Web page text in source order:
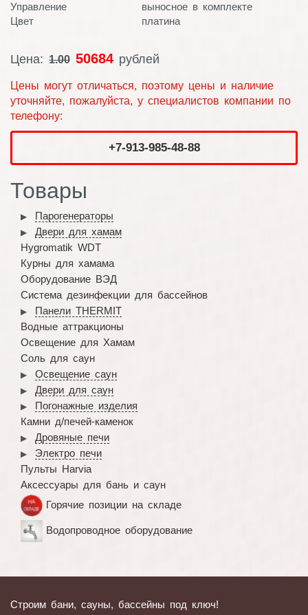
Управление
выносное в комплекте
Цвет
платина
Цена: 1.00 50684 рублей
Цены могут отличаться, поэтому цены и наличие
уточняйте, пожалуйста, у специалистов компании по
телефону:
+7-913-985-48-88
Товары
Парогенераторы
Двери для хамам
Hygromatik WDT
Курны для хамама
Оборудование ВЭД
Система дезинфекции для бассейнов
Панели THERMIT
Водные аттракционы
Освещение для Хамам
Соль для саун
Освещение саун
Двери для саун
Погонажные изделия
Камни д/печей-каменок
Дровяные печи
Электро печи
Пульты Harvia
Аксессуары для бань и саун
Горячие позиции на складе
Водопроводное оборудование
Строим бани, сауны, бассейны под ключ!